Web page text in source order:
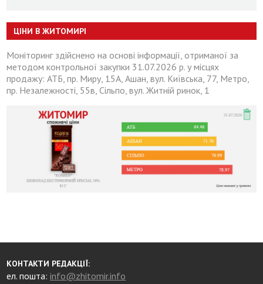
ЦІНИ В ЖИТОМИРІ
Моніторинг здійснено на основі інформації, отриманої за
методом контрольної закупки 31.07.2026 р. у місцях
продажу: АТБ, пр. Миру, 15А, Ашан, вул. Київська, 77, Метро,
пр. Незалежності, 55в, Сільпо, вул. Житній ринок, 1
КОНТАКТИ РЕДАКЦІЇ:
ел. пошта:info@zhitomir.info